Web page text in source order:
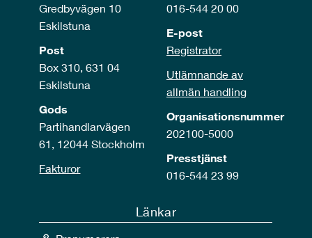
Gredbyvägen 10
Eskilstuna
Post
Box 310, 631 04
Eskilstuna
Gods
Partihandlarvägen
61, 12044 Stockholm
Fakturor
016-544 20 00
E-post
Registrator
Utlämnande av
allmän handling
Organisationsnummer
202100-5000
Presstjänst
016-544 23 99
Länkar